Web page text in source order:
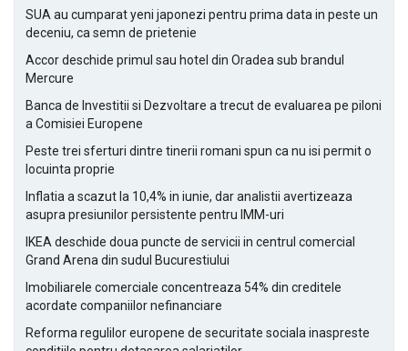
SUA au cumparat yeni japonezi pentru prima data in peste un
deceniu, ca semn de prietenie
Accor deschide primul sau hotel din Oradea sub brandul
Mercure
Banca de Investitii si Dezvoltare a trecut de evaluarea pe piloni
a Comisiei Europene
Peste trei sferturi dintre tinerii romani spun ca nu isi permit o
locuinta proprie
Inflatia a scazut la 10,4% in iunie, dar analistii avertizeaza
asupra presiunilor persistente pentru IMM-uri
IKEA deschide doua puncte de servicii in centrul comercial
Grand Arena din sudul Bucurestiului
Imobiliarele comerciale concentreaza 54% din creditele
acordate companiilor nefinanciare
Reforma regulilor europene de securitate sociala inaspreste